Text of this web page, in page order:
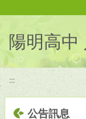
陽明高中
:::
公告訊息